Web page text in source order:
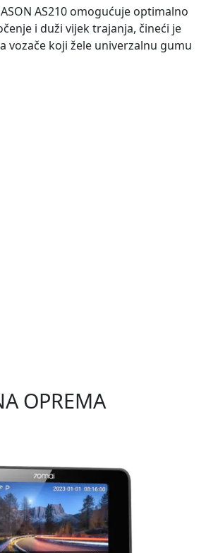
AS210 omogućuje optimalno
i duži vijek trajanja, čineći je
vozače koji žele univerzalnu gumu
OPREMA